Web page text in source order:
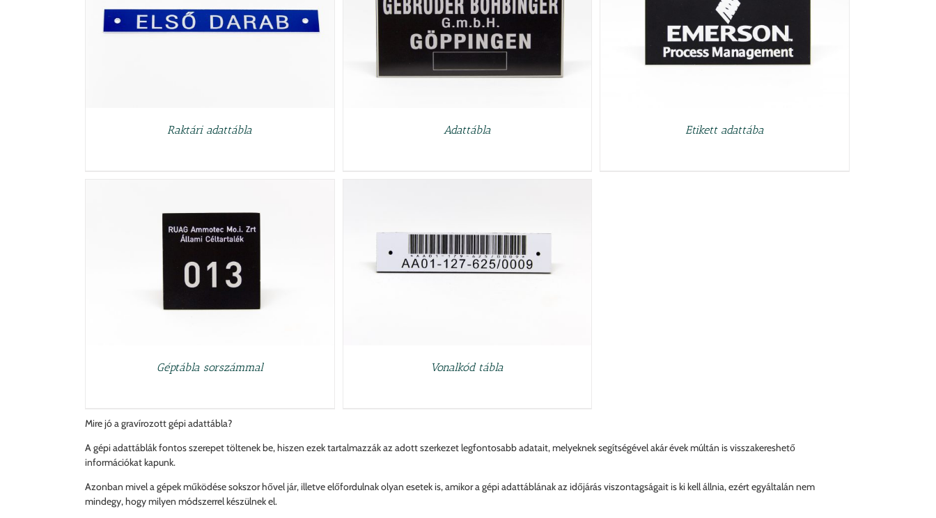
Raktári adattábla
RÉSZLETEK
Adattábla
RÉSZLETEK
Etikett adattába
Géptábla sorszámmal
RÉSZLETEK
Vonalkód tábla
Mire jó a gravírozott gépi adattábla?
A gépi adattáblák fontos szerepet töltenek be, hiszen ezek tartalmazzák az adott szerkezet legfontosabb adatait, melyeknek segítségével akár évek múltán is visszakereshető
információkat kapunk.
Azonban mivel a gépek működése sokszor hővel jár, illetve előfordulnak olyan esetek is, amikor a gépi adattáblának az időjárás viszontagságait is ki kell állnia, ezért egyáltalán nem
mindegy, hogy milyen módszerrel készülnek el.